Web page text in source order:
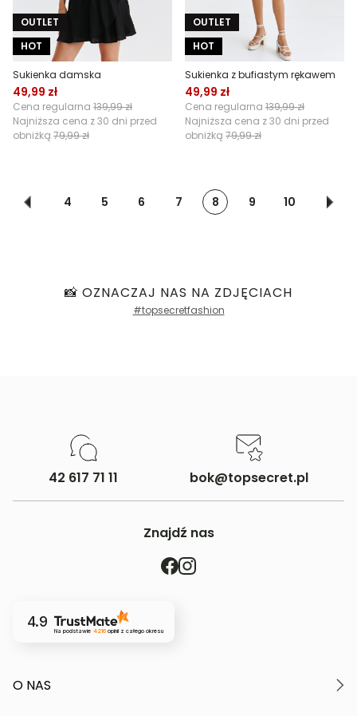
OUTLET
HOT
Sukienka damska
49,99 zł
Cena regularna 139,99 zł
Najniższa cena z 30 dni przed
obniżką 79,99 zł
OUTLET
HOT
Sukienka z bufiastym rękawem
49,99 zł
Cena regularna 139,99 zł
Najniższa cena z 30 dni przed
obniżką 79,99 zł
4 5 6 7 8 9 10
📸 OZNACZAJ NAS NA ZDJĘCIACH
#topsecretfashion
42 617 71 11 bok@topsecret.pl
Znajdź nas
4.9
Na podstawie 4216opinii z całego okresu
O NAS